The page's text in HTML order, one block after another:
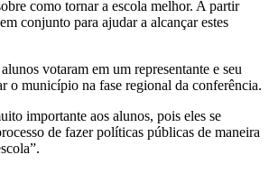
como tornar a escola melhor. A partir
conjunto para ajudar a alcançar estes
votaram em um representante e seu
o município na fase regional da conferência.
importante aos alunos, pois eles se
de fazer políticas públicas de maneira